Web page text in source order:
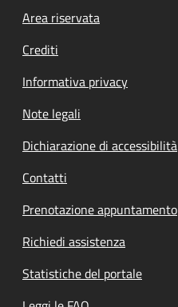
Footer menu
Area riservata
Crediti
Informativa privacy
Note legali
Dichiarazione di accessibilità
Contatti
Prenotazione appuntamento
Richiedi assistenza
Statistiche del portale